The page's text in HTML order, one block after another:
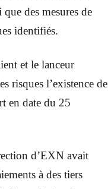
des mesures de
identifiés.
et le lanceur
risques l’existence de
en date du 25
d’EXN avait
à des tiers